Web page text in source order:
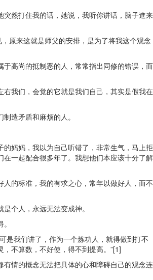
然打住我的话，她说，我听你讲话，脑子進来
原来这就是师父的安排，是为了将我这个观念
高尚的抵制恶的人，常常指出同修的错误，而
我们，会觉的它就是我们自己，其实是假我在
造矛盾和麻烦的人。
妈妈，我以为自己听错了，非常生气，马上拒
一起配合很多年了。我想他们本应该十分了解
的标准，我的有求之心，常年以做好人，而不
个人，永远无法变成神。
是我们讲了，作为一个炼功人，就得做到打不
不算数，不好使，得不到提高。”[1]
情的概念无法把具体的心和障碍自己的观念连